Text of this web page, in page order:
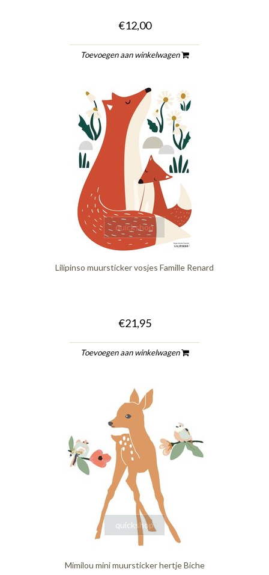
€12,00
Toevoegen aan winkelwagen
quickshop
Lilipinso muursticker vosjes Famille Renard
€21,95
Toevoegen aan winkelwagen
quickshop
Mimilou mini muursticker hertje Biche